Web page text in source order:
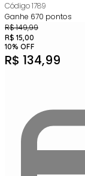
Código1789
Ganhe 670 pontos
R$149,99
R$ 15,00
10% OFF
R$ 134,99